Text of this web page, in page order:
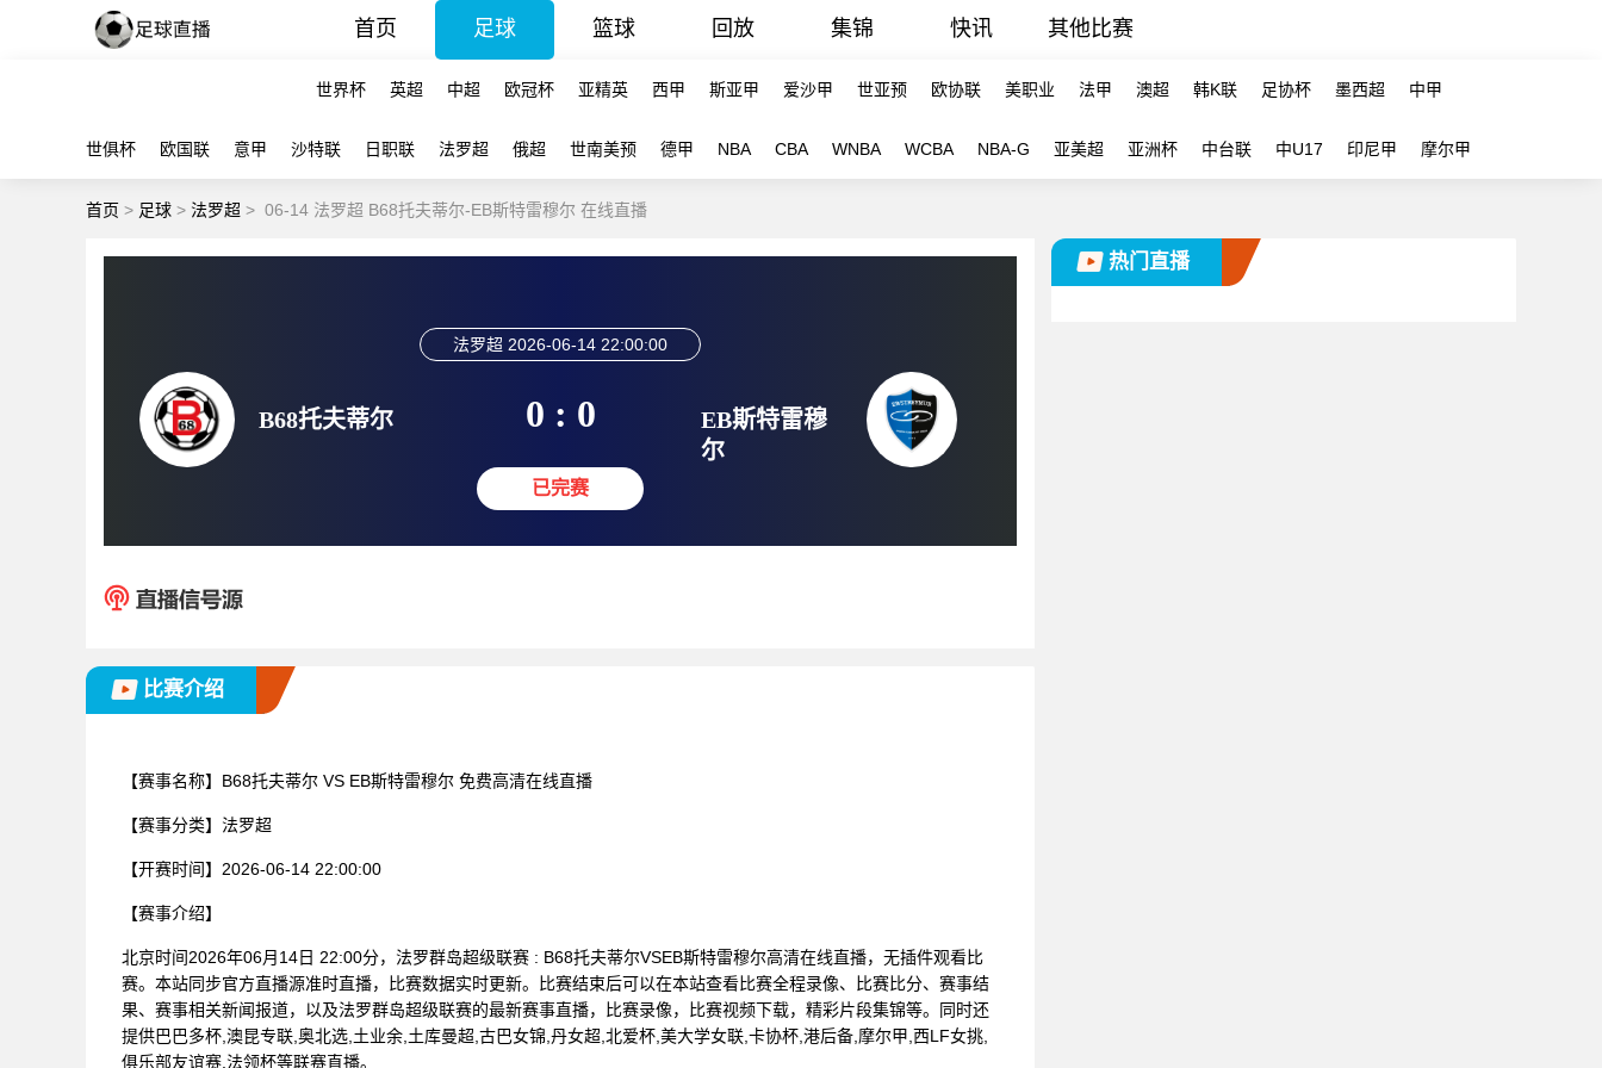
首页 足球 篮球 回放 集锦 快讯 其他比赛
世界杯 英超 中超 欧冠杯 亚精英 西甲 斯亚甲 爱沙甲 世亚预 欧协联 美职业 法甲 澳超 韩K联 足协杯 墨西超 中甲
世俱杯 欧国联 意甲 沙特联 日职联 法罗超 俄超 世南美预 德甲 NBA CBA WNBA WCBA NBA-G 亚美超 亚洲杯 中台联 中U17 印尼甲 摩尔甲
首页 > 足球 > 法罗超 > 06-14 法罗超 B68托夫蒂尔-EB斯特雷穆尔 在线直播
B68托夫蒂尔
法罗超 2026-06-14 22:00:00
0 : 0
已完赛
EB斯特雷穆
尔
比赛介绍
【赛事名称】 B68托夫蒂尔 VS EB斯特雷穆尔 免费高清在线直播
【赛事分类】 法罗超
【开赛时间】 2026-06-14 22:00:00
【赛事介绍】
北京时间2026年06月14日 22:00分，法罗群岛超级联赛 : B68托夫蒂尔VSEB斯特雷穆尔高清在线直播，无插件观看比
赛。本站同步官方直播源准时直播，比赛数据实时更新。比赛结束后可以在本站查看比赛全程录像、比赛比分、赛事结
果、赛事相关新闻报道，以及法罗群岛超级联赛的最新赛事直播，比赛录像，比赛视频下载，精彩片段集锦等。同时还
提供巴巴多杯,澳昆专联,奥北选,土业余,土库曼超,古巴女锦,丹女超,北爱杯,美大学女联,卡协杯,港后备,摩尔甲,西LF女挑,
俱乐部友谊赛,法领杯等联赛直播。
热门直播